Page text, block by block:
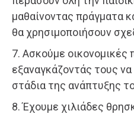
μαθαίνοντας πράγματα
θα χρησιμοποιήσουν
7. Ασκούμε οικονομικές
εξαναγκάζοντάς τους
στάδια της ανάπτυξης
8. Έχουμε χιλιάδες